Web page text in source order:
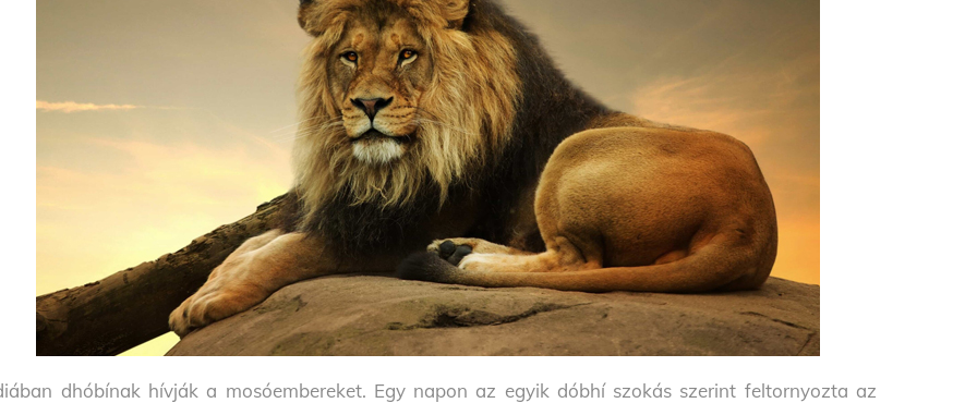
dhóbínak hívják a mosóembereket. Egy napon az egyik dóbhí szokás szerint feltornyozta az